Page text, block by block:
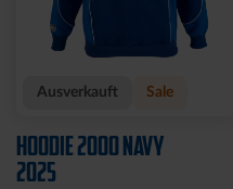
Ausverkauft Sale
HOODIE 2000 NAVY
2025